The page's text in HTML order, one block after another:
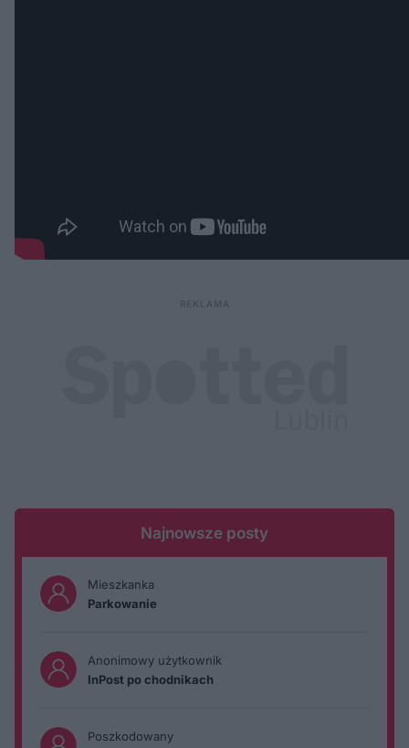
Najnowsze posty
Mieszkanka
Parkowanie
Anonimowy użytkownik
InPost po chodnikach
Poszkodowany